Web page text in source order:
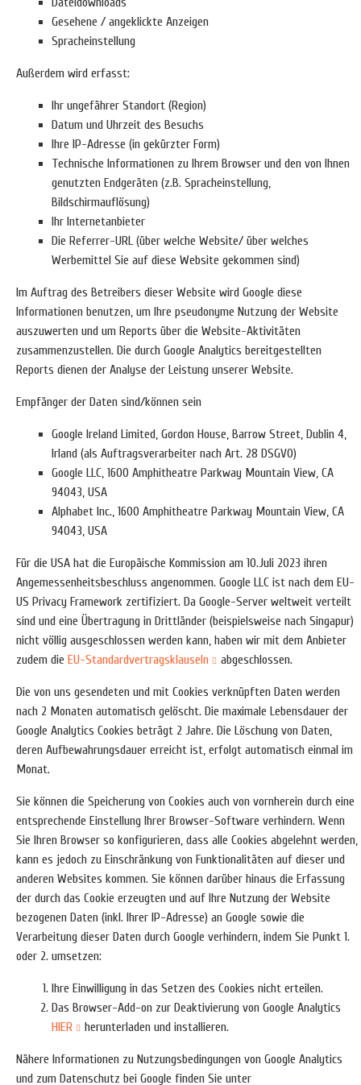
Gesehene / angeklickte Anzeigen
Spracheinstellung
Außerdem wird erfasst:
Ihr ungefährer Standort (Region)
Datum und Uhrzeit des Besuchs
Ihre IP-Adresse (in gekürzter Form)
Technische Informationen zu Ihrem Browser und den von Ihnen
genutzten Endgeräten (z.B. Spracheinstellung,
Bildschirmauflösung)
Ihr Internetanbieter
Die Referrer-URL (über welche Website/ über welches
Werbemittel Sie auf diese Website gekommen sind)
Im Auftrag des Betreibers dieser Website wird Google diese
Informationen benutzen, um Ihre pseudonyme Nutzung der Website
auszuwerten und um Reports über die Website-Aktivitäten
zusammenzustellen. Die durch Google Analytics bereitgestellten
Reports dienen der Analyse der Leistung unserer Website.
Empfänger der Daten sind/können sein
Google Ireland Limited, Gordon House, Barrow Street, Dublin 4,
Irland (als Auftragsverarbeiter nach Art. 28 DSGVO)
Google LLC, 1600 Amphitheatre Parkway Mountain View, CA
94043, USA
Alphabet Inc., 1600 Amphitheatre Parkway Mountain View, CA
94043, USA
Für die USA hat die Europäische Kommission am 10.Juli 2023 ihren
Angemessenheitsbeschluss angenommen. Google LLC ist nach dem EU-
US Privacy Framework zertifiziert. Da Google-Server weltweit verteilt
sind und eine Übertragung in Drittländer (beispielsweise nach Singapur)
nicht völlig ausgeschlossen werden kann, haben wir mit dem Anbieter
zudem die EU-Standardvertragsklauseln abgeschlossen.
Die von uns gesendeten und mit Cookies verknüpften Daten werden
nach 2 Monaten automatisch gelöscht. Die maximale Lebensdauer der
Google Analytics Cookies beträgt 2 Jahre. Die Löschung von Daten,
deren Aufbewahrungsdauer erreicht ist, erfolgt automatisch einmal im
Monat.
Sie können die Speicherung von Cookies auch von vornherein durch eine
entsprechende Einstellung Ihrer Browser-Software verhindern. Wenn
Sie Ihren Browser so konfigurieren, dass alle Cookies abgelehnt werden,
kann es jedoch zu Einschränkung von Funktionalitäten auf dieser und
anderen Websites kommen. Sie können darüber hinaus die Erfassung
der durch das Cookie erzeugten und auf Ihre Nutzung der Website
bezogenen Daten (inkl. Ihrer IP-Adresse) an Google sowie die
Verarbeitung dieser Daten durch Google verhindern, indem Sie Punkt 1.
oder 2. umsetzen:
Ihre Einwilligung in das Setzen des Cookies nicht erteilen.
Das Browser-Add-on zur Deaktivierung von Google Analytics
HIER
herunterladen und installieren.
Nähere Informationen zu Nutzungsbedingungen von Google Analytics
und zum Datenschutz bei Google finden Sie unter